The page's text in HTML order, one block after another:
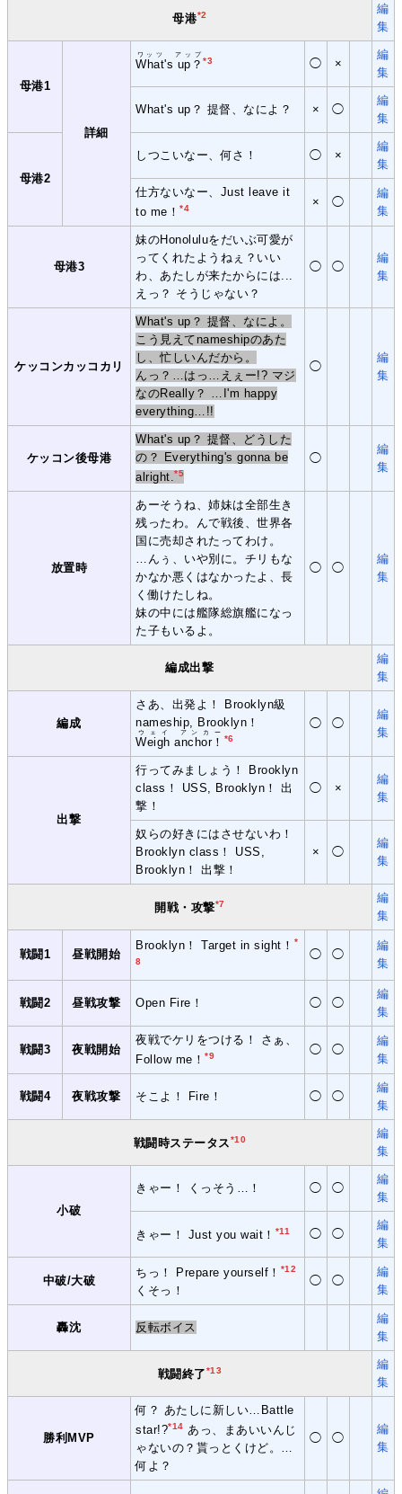
母港*2
編
集
母港1
詳細
What's up？
ワッツ アップ
*3 ◯ ×
編
集
What's up？ 提督、なによ？ × ◯
編
集
母港2
しつこいなー、何さ！ ◯ ×
編
集
仕方ないなー、Just leave it
to me！*4 × ◯
編
集
母港3
妹のHonoluluをだいぶ可愛が
ってくれたようねぇ？いい
わ、あたしが来たからには...
えっ？ そうじゃない？
◯ ◯
編
集
ケッコンカッコカリ
What's up？ 提督、なによ。
こう見えてnameshipのあた
し、忙しいんだから。
んっ？…はっ…えぇー!? マジ
なのReally？ …I'm happy
everything…!!
◯
編
集
ケッコン後母港
What's up？ 提督、どうした
の？ Everything's gonna be
alright.*5
◯
編
集
放置時
あーそうね、姉妹は全部生き
残ったわ。んで戦後、世界各
国に売却されたってわけ。
…んぅ、いや別に。チリもな
かなか悪くはなかったよ、長
く働けたしね。
妹の中には艦隊総旗艦になっ
た子もいるよ。
◯ ◯
編
集
編成出撃
編
集
編成
さあ、出発よ！ Brooklyn級
nameship, Brooklyn！
Weigh anchor！
ウェイ アンカー
*6
◯ ◯
編
集
出撃
行ってみましょう！ Brooklyn
class！ USS, Brooklyn！ 出
撃！
◯ ×
編
集
奴らの好きにはさせないわ！
Brooklyn class！ USS,
Brooklyn！ 出撃！
× ◯
編
集
開戦・攻撃*7
編
集
戦闘1 昼戦開始
Brooklyn！ Target in sight！ *
8
◯ ◯
編
集
戦闘2 昼戦攻撃 Open Fire！ ◯ ◯
編
集
戦闘3 夜戦開始
夜戦でケリをつける！ さぁ、
Follow me！*9 ◯ ◯
編
集
戦闘4 夜戦攻撃 そこよ！ Fire！ ◯ ◯
編
集
戦闘時ステータス*10
編
集
小破
きゃー！ くっそう…！ ◯ ◯
編
集
きゃー！ Just you wait！ *11 ◯ ◯
編
集
中破/大破
ちっ！ Prepare yourself！ *12
くそっ！
◯ ◯
編
集
轟沈 反転ボイス
編
集
戦闘終了*13
編
集
勝利MVP
何？ あたしに新しい…Battle
star!?*14 あっ、まあいいんじ
ゃないの？貰っとくけど。…
何よ？
◯ ◯
編
集